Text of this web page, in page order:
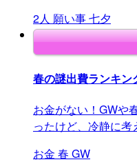
2人 願い事七夕
春の謎出費ランキン
お金がない！GWや
ったけど、冷静に考
お金 春 GW